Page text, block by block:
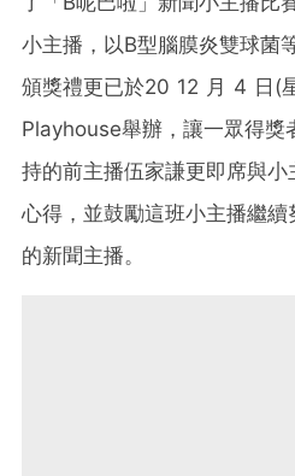
小主播，以B型腦膜炎雙球菌
頒獎禮更已於20 12 月 4 日(
Playhouse舉辦，讓一眾得獎
持的前主播伍家謙更即席與
心得，並鼓勵這班小主播繼
的新聞主播。